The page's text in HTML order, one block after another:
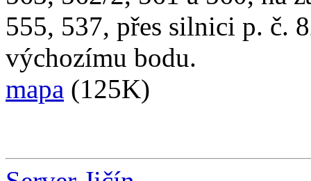
555, 537, přes silnici p. č.
výchozímu bodu.
mapa (125K)